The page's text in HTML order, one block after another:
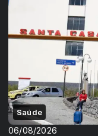
Saúde
06/08/2026